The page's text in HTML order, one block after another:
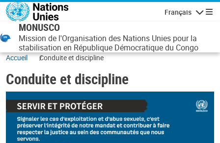
Aller au contenu principal
Français
MONUSCO
Mission de l'Organisation des Nations Unies pour la
stabilisation en République Démocratique du Congo
Accueil Conduite et discipline
Conduite et discipline